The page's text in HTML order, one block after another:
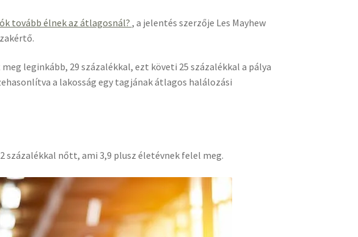
tovább élnek az átlagosnál? , a jelentés szerzője Les Mayhew
leginkább, 29 százalékkal, ezt követi 25 százalékkal a pálya
a lakosság egy tagjának átlagos halálozási
nőtt, ami 3,9 plusz életévnek felel meg.